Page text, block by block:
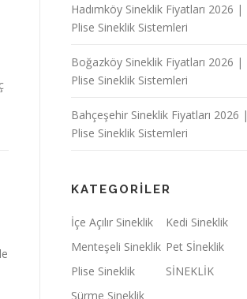
Hadımköy Sineklik Fiyatları 2026 |
Plise Sineklik Sistemleri
Boğazköy Sineklik Fiyatları 2026 |
Plise Sineklik Sistemleri
Bahçeşehir Sineklik Fiyatları 2026 |
Plise Sineklik Sistemleri
KATEGORILER
İçe Açılır Sineklik
Kedi Sineklik
Menteşeli Sineklik Pet Sİneklik
Plise Sineklik
SİNEKLİK
Sürme Sineklik